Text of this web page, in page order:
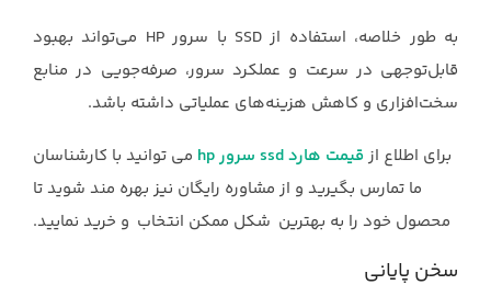
به طور خلاصه، استفاده از SSD با سرور HP می‌تواند بهبود
قابل‌توجهی در سرعت و عملکرد سرور، صرفه‌جویی در منابع
سخت‌افزاری و کاهش هزینه‌های عملیاتی داشته باشد.
برای اطلاع ازقیمت هارد ssd سرور hp
می توانید با کارشناسان
ما تمارس بگیرید و از مشاوره رایگان نیز بهره مند شوید تا
محصول خود را به بهترین شکل ممکن انتخاب و خرید نمایید.
سخن پایانی